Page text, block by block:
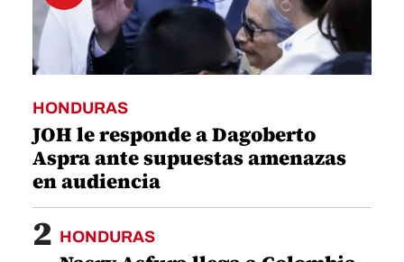
2 HONDURAS
Nasry Asfura llega a Colombia
para investidura de Abelardo
de la Espriella
3 HONDURAS
El exalcalde Alexander Ardón
enfrenta a la justicia
hondureña tras testificar
contra JOH en EE UU